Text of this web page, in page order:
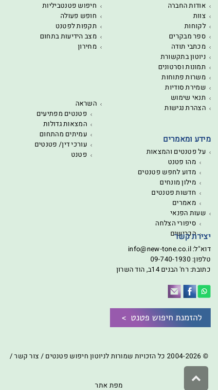
אודות החברה
צוות
לקוחות
ספר מבקרים
מכתבי תודה
ניוטון בתקשורת
תמונות וסרטונים
משרות פתוחות
שמירת סודיות
תנאי שימוש
הצהרת נגישות
חיפוש פטנטביליות
חופש פעולה
תקפות לפטנט
מצב הידיעות בתחום
מחירון
מידע ומאמרים
על פטנטים והמצאות
מהו פטנט
מדוע לחפש פטנטים
מילון מונחים
חדשות פטנטים
מאמרים
שעות הפנאי
סיפורי הצלחה
הכרישים
השראה
פטנטים מפתיעים
המצאות גדולות
עמיתים מהתחום
עורכי דין/ פטנטים
פטנט
יצירת קשר
דוא"ל:info@new-tone.co.il
טלפון: 09-740-1930
כתובת: רח' הבנים 14ב, הוד השרון
© 2004-2026 כל הזכויות שמורות לניוטון חיפוש פטנטים / צור קשר/
מפת אתר לראש